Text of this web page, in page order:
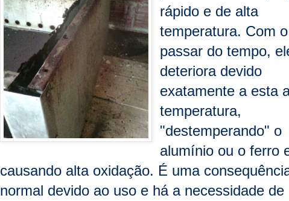
rápido e de alta
temperatura. Com o
passar do tempo,
deteriora devido
exatamente a esta
temperatura,
"destemperando" o
alumínio ou o ferro
causando alta oxidação. É uma
normal devido ao uso e há a necessidade de